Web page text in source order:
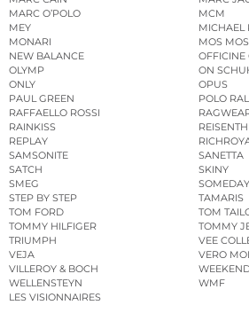
MARC O’POLO
MCM
MEY
MICHAEL
MONARI
MOS
NEW BALANCE
OFFICINE
OLYMP
ON
ONLY
OPUS
PAUL GREEN
POLO
RAFFAELLO ROSSI
RAINKISS
REPLAY
SAMSONITE
SANETTA
SATCH
SKINY
SMEG
SOMEDAY
STEP BY STEP
TAMARIS
TOM FORD
TOM
TOMMY HILFIGER
TOMMY
TRIUMPH
VEE
VEJA
VERO
VILLEROY & BOCH
WELLENSTEYN
WMF
LES VISIONNAIRES